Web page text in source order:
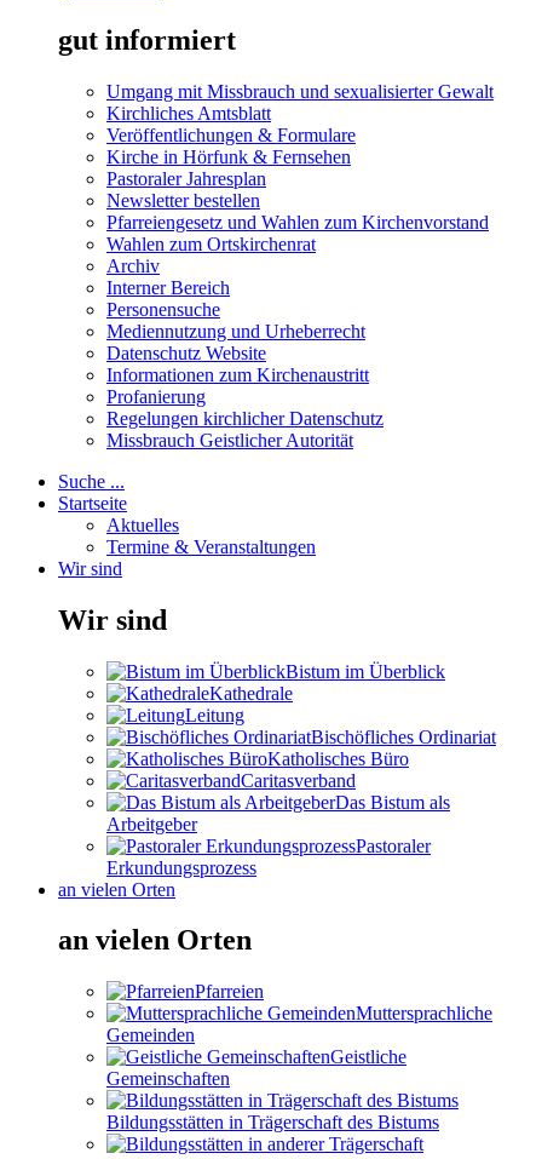
gut informiert
Umgang mit Missbrauch und sexualisierter Gewalt
Kirchliches Amtsblatt
Veröffentlichungen & Formulare
Kirche in Hörfunk & Fernsehen
Pastoraler Jahresplan
Newsletter bestellen
Pfarreiengesetz und Wahlen zum Kirchenvorstand
Wahlen zum Ortskirchenrat
Archiv
Interner Bereich
Personensuche
Mediennutzung und Urheberrecht
Datenschutz Website
Informationen zum Kirchenaustritt
Profanierung
Regelungen kirchlicher Datenschutz
Missbrauch Geistlicher Autorität
Suche ...
Startseite
Aktuelles
Termine & Veranstaltungen
Wir sind
Wir sind
Bistum im Überblick
Kathedrale
Leitung
Bischöfliches Ordinariat
Katholisches Büro
Caritasverband
Das Bistum als
Arbeitgeber
Pastoraler
Erkundungsprozess
an vielen Orten
an vielen Orten
Pfarreien
Muttersprachliche
Gemeinden
Geistliche
Gemeinschaften
Bildungsstätten in Trägerschaft des Bistums